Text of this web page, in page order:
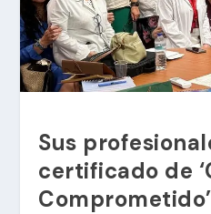
Sus
certificado de
Comprometido’